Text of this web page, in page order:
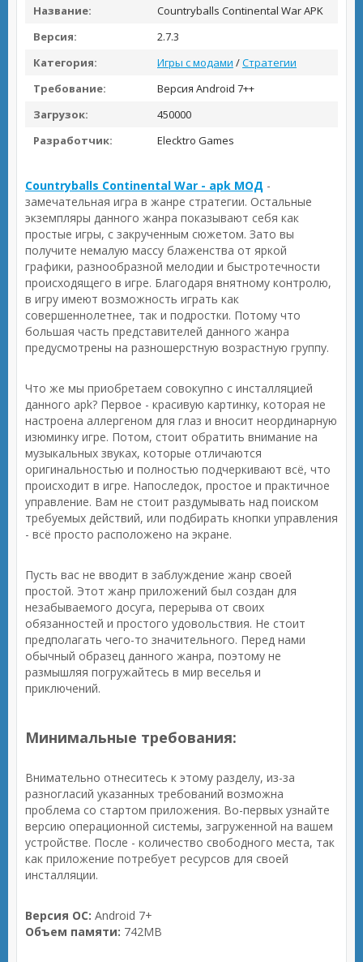
Название:
Countryballs Continental War APK
Версия:
2.7.3
Категория:
Игры с модами /Стратегии
Требование:
Версия Android 7++
Загрузок:
450000
Разработчик:
Elecktro Games
Countryballs Continental War - apk МОД -
замечательная игра в жанре стратегии. Остальные
экземпляры данного жанра показывают себя как
простые игры, с закрученным сюжетом. Зато вы
получите немалую массу блаженства от яркой
графики, разнообразной мелодии и быстротечности
происходящего в игре. Благодаря внятному контролю,
в игру имеют возможность играть как
совершеннолетнее, так и подростки. Потому что
большая часть представителей данного жанра
предусмотрены на разношерстную возрастную группу.
Что же мы приобретаем совокупно с инсталляцией
данного apk? Первое - красивую картинку, которая не
настроена аллергеном для глаз и вносит неординарную
изюминку игре. Потом, стоит обратить внимание на
музыкальных звуках, которые отличаются
оригинальностью и полностью подчеркивают всё, что
происходит в игре. Напоследок, простое и практичное
управление. Вам не стоит раздумывать над поиском
требуемых действий, или подбирать кнопки управления
- всё просто расположено на экране.
Пусть вас не вводит в заблуждение жанр своей
простой. Этот жанр приложений был создан для
незабываемого досуга, перерыва от своих
обязанностей и простого удовольствия. Не стоит
предполагать чего-то значительного. Перед нами
обычный образец данного жанра, поэтому не
размышляя погружайтесь в мир веселья и
приключений.
Минимальные требования:
Внимательно отнеситесь к этому разделу, из-за
разногласий указанных требований возможна
проблема со стартом приложения. Во-первых узнайте
версию операционной системы, загруженной на вашем
устройстве. После - количество свободного места, так
как приложение потребует ресурсов для своей
инсталляции.
Версия ОС: Android 7+
Объем памяти: 742MB